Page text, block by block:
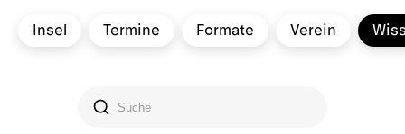
Insel Termine Formate Verein